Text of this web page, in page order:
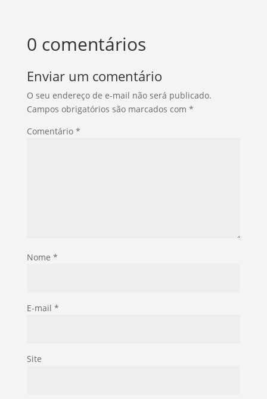
0 comentários
Enviar um comentário
O seu endereço de e-mail não será publicado.
Campos obrigatórios são marcados com *
Comentário *
Nome *
E-mail *
Site